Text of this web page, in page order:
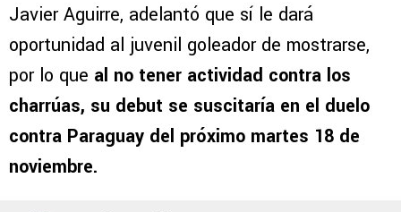
Javier Aguirre, adelantó que sí le dará
oportunidad al juvenil goleador de mostrarse,
por lo que al no tener actividad contra los
charrúas, su debut se suscitaría en el duelo
contra Paraguay del próximo martes 18 de
noviembre.